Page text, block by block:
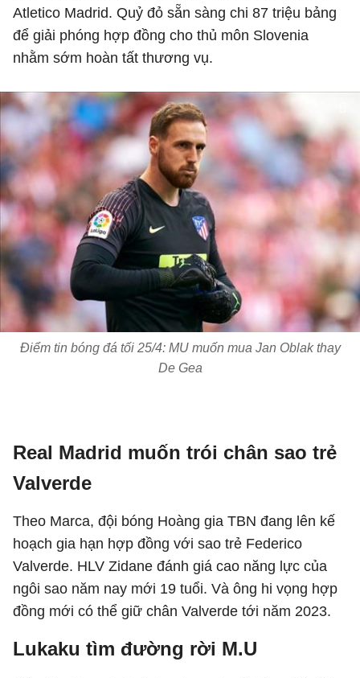
Atletico Madrid. Quỷ đỏ sẵn sàng chi 87 triệu bảng
để giải phóng hợp đồng cho thủ môn Slovenia
nhằm sớm hoàn tất thương vụ.
Điểm tin bóng đá tối 25/4: MU muốn mua Jan Oblak thay
De Gea
Real Madrid muốn trói chân sao trẻ
Valverde
Theo Marca, đội bóng Hoàng gia TBN đang lên kế
hoạch gia hạn hợp đồng với sao trẻ Federico
Valverde. HLV Zidane đánh giá cao năng lực của
ngôi sao năm nay mới 19 tuổi. Và ông hi vọng hợp
đồng mới có thể giữ chân Valverde tới năm 2023.
Lukaku tìm đường rời M.U